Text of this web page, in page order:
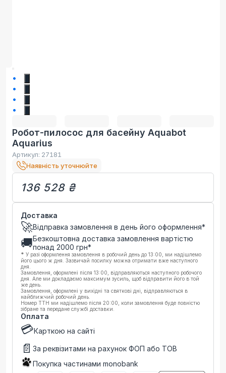
Робот-пилосос для басейну Aquabot
Aquarius
Артикул: 27181
Наявність уточнюйте
136 528 ₴
Доставка
🚀Відправка замовлення в день його оформлення*
🚚Безкоштовна доставка замовлення вартістю
понад 2000 грн*
* У разі оформлення замовлення в робочий день до 13:00, ми надішлемо
його цього ж дня. Зазвичай посилку можна отримати вже наступного
дня.
Замовлення, оформлені після 13:00, відправляються наступного робочого
дня. Але ми докладаємо максимум зусиль, щоб відправити його в той
же день.
Замовлення, оформлені у вихідні та святкові дні, відправляються в
найближчий робочий день.
Номер ТТН ми надішлемо після 20:00, коли замовлення буде повністю
зібране та передане службі доставки.
Оплата
💳Карткою на сайті
📄 За реквізитами на рахунок ФОП або ТОВ
Покупка частинами monobank